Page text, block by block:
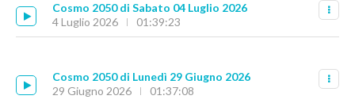
Cosmo 2050 di Sabato 04 Luglio 2026
4 Luglio 2026
01:39:23
Cosmo 2050 di Lunedì 29 Giugno 2026
29 Giugno 2026
01:37:08